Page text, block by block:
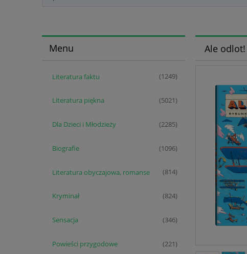
Menu
Literatura faktu (1249)
Literatura piękna (5021)
Dla Dzieci i Młodzieży (2285)
Biografie (1096)
Literatura obyczajowa, romanse (814)
Kryminał (824)
Sensacja (346)
Powieści przygodowe (221)
Ale